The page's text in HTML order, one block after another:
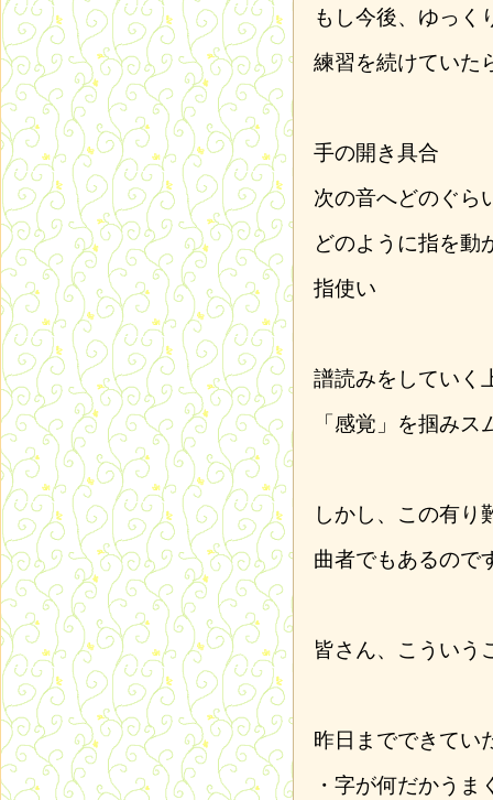
もし今後、ゆっく
練習を続けていた
手の開き具合
次の音へどのぐら
どのように指を動
指使い
譜読みをしていく
「感覚」を掴み
しかし、この有り
曲者でもあるので
皆さん、こういう
昨日までできてい
・字が何だかうま